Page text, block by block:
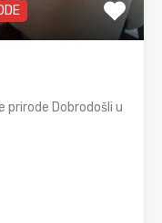
prirode Dobrodošli u